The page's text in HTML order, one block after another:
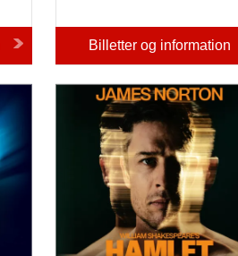
Billetter og information
Hamlet